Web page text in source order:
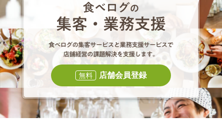
食べログの集客
食べログの集
無料 店舗会員登録